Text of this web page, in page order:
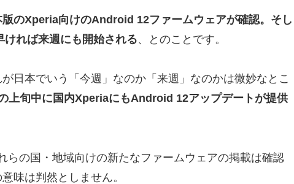
のXperia向けのAndroid 12ファームウェアが確認。そし
れば来週にも開始される、とのことです。
日本でいう「今週」なのか「来週」なのかは微妙なとこ
上旬中に国内XperiaにもAndroid 12アップデートが提供
らの国・地域向けの新たなファームウェアの掲載は確認
味は判然としません。